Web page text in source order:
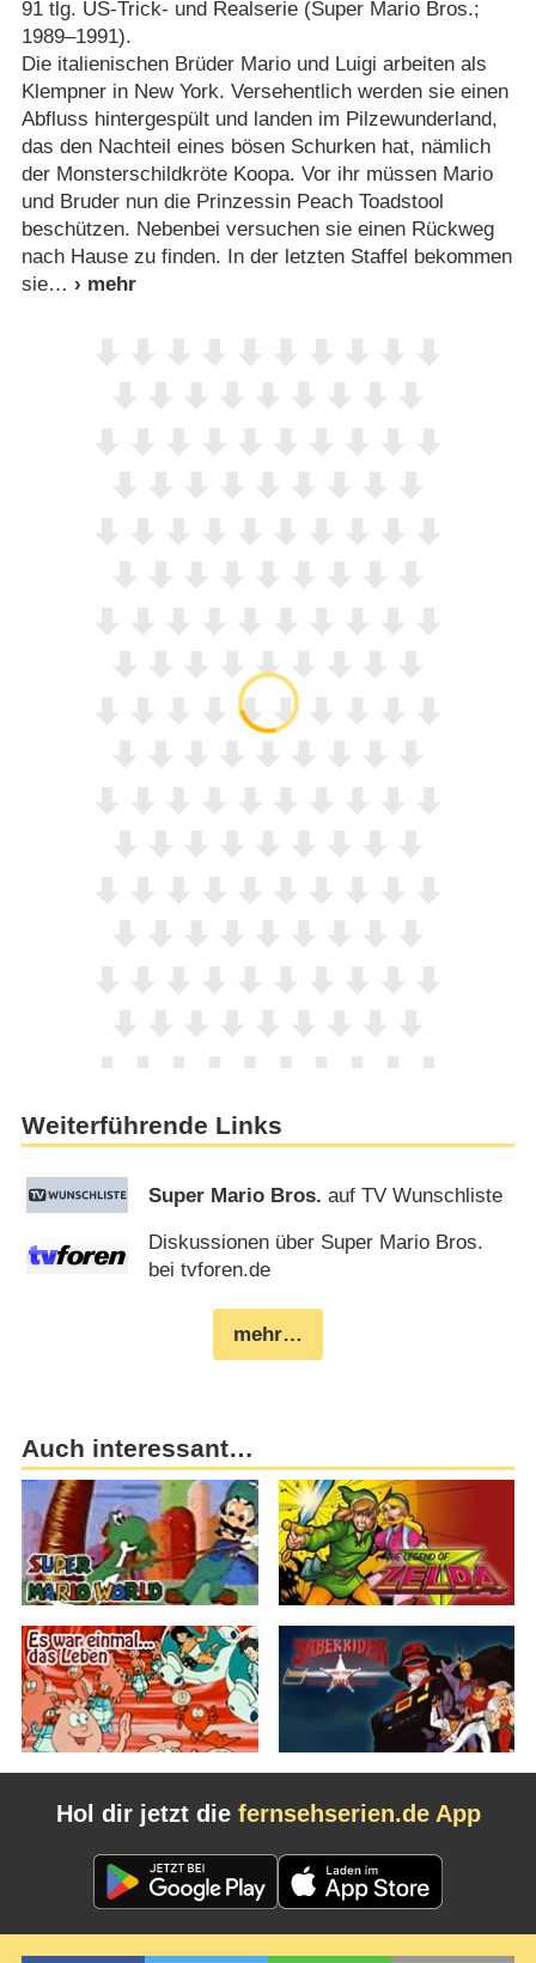
91 tlg. US-Trick- und Realserie (Super Mario Bros.;
1989⁠–⁠1991).
Die italienischen Brüder Mario und Luigi arbeiten als
Klempner in New York. Versehentlich werden sie einen
Abfluss hintergespült und landen im Pilzewunderland,
das den Nachteil eines bösen Schurken hat, nämlich
der Monsterschildkröte Koopa. Vor ihr müssen Mario
und Bruder nun die Prinzessin Peach Toadstool
beschützen. Nebenbei versuchen sie einen Rückweg
nach Hause zu finden. In der letzten Staffel bekommen
sie
Weiterführende Links
Super Mario Bros. auf TV Wunschliste
Diskussionen über Super Mario Bros.
bei tvforen.de
mehr…
Auch interessant…
Hol dir jetzt die fernsehserien.de App